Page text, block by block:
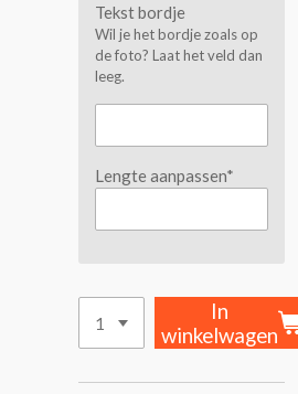
Tekst bordje
Wil je het bordje zoals op
de foto? Laat het veld dan
leeg.
Lengte aanpassen*
In
winkelwagen